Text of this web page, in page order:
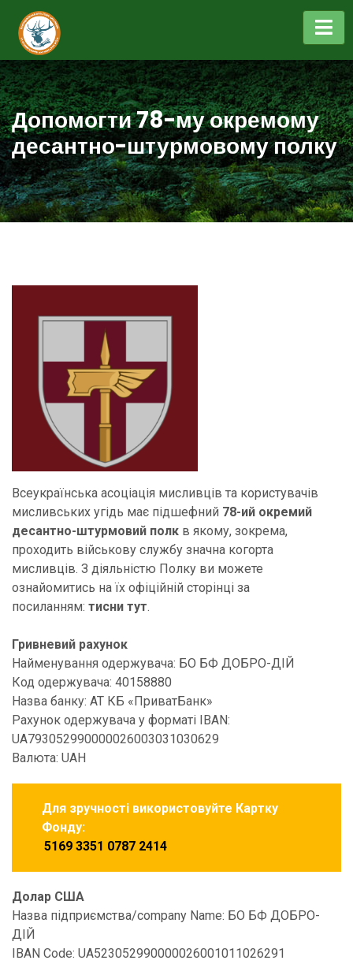
Допомогти 78-му окремому
десантно-штурмовому полку
Всеукраїнська асоціація мисливців та користувачів
мисливських угідь має підшефний 78-ий окремий
десантно-штурмовий полк в якому, зокрема,
проходить військову службу значна когорта
мисливців. З діяльністю Полку ви можете
ознайомитись на їх офіційній сторінці за
посиланням: тисни тут.
Гривневий рахунок
Найменування одержувача: БО БФ ДОБРО-ДІЙ
Код одержувача: 40158880
Назва банку: АТ КБ «ПриватБанк»
Рахунок одержувача у форматі IBAN:
UA793052990000026003031030629
Валюта: UAH
Для зручності використовуйте Картку
Фонду:
5169 3351 0787 2414
Долар США
Назва підприємства/company Name: БО БФ ДОБРО-
ДІЙ
IBAN Code: UA523052990000026001011026291